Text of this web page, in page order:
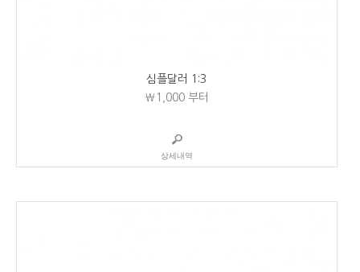
심플달러 1:3
₩1,000부터
상세내역